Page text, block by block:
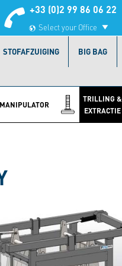
+33 (0)2 99 86 06 22
Select your Office
STOFAFZUIGING BIG BAG
MANIPULATOR
TRILLING &
EXTRACTIE